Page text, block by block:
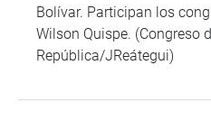
Bolívar. Participan los
Wilson Quispe. (Congreso
República/JReátegui)